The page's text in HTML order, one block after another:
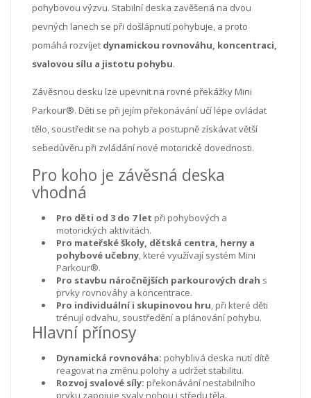
pohybovou výzvu. Stabilní deska zavěšená na dvou
pevných lanech se při došlápnutí pohybuje, a proto
pomáhá rozvíjet dynamickou rovnováhu, koncentraci,
svalovou sílu a jistotu pohybu.
Závěsnou desku lze upevnit na rovné překážky Mini
Parkour®. Děti se při jejím překonávání učí lépe ovládat
tělo, soustředit se na pohyb a postupně získávat větší
sebedůvěru při zvládání nové motorické dovednosti.
Pro koho je závěsná deska
vhodná
Pro děti od 3 do 7 let při pohybových a
motorických aktivitách.
Pro mateřské školy, dětská centra, herny a
pohybové učebny, které využívají systém Mini
Parkour®.
Pro stavbu náročnějších parkourových drah s
prvky rovnováhy a koncentrace.
Pro individuální i skupinovou hru, při které děti
trénují odvahu, soustředění a plánování pohybu.
Hlavní přínosy
Dynamická rovnováha: pohyblivá deska nutí dítě
reagovat na změnu polohy a udržet stabilitu.
Rozvoj svalové síly: překonávání nestabilního
prvku zapojuje svaly nohou i středu těla.